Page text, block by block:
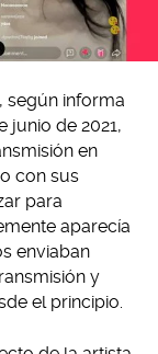
según informa
junio de 2021,
en
con sus
para
aparecía
enviaban
y
el principio.